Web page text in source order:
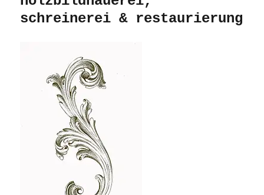
schreinerei & restaurierung